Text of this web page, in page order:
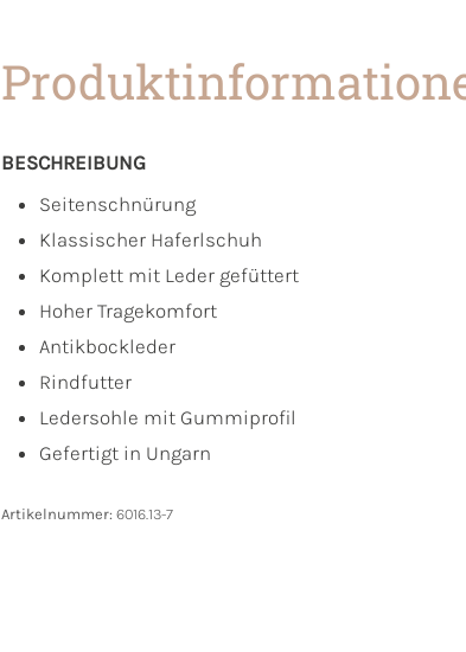
BESCHREIBUNG
Seitenschnürung
Klassischer Haferlschuh
Komplett mit Leder gefüttert
Hoher Tragekomfort
Antikbockleder
Rindfutter
Ledersohle mit Gummiprofil
Gefertigt in Ungarn
Artikelnummer: 6016.13-7